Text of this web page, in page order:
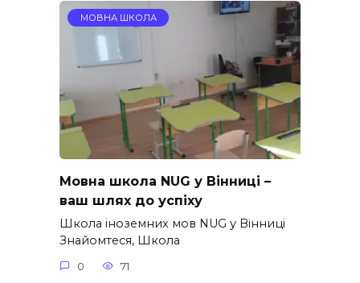
МОВНА ШКОЛА
Мовна школа NUG у Вінниці –
ваш шлях до успіху
Школа іноземних мов NUG у Вінниці
Знайомтеся, Школа
0 71